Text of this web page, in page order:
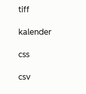
tiff
kalender
css
csv